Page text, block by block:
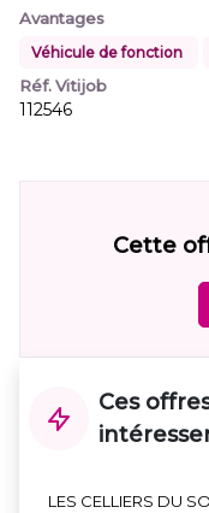
Avantages
Véhicule de fonction
Réf. Vitijob
112546
Cette
Ces
LES CELLIERS DU